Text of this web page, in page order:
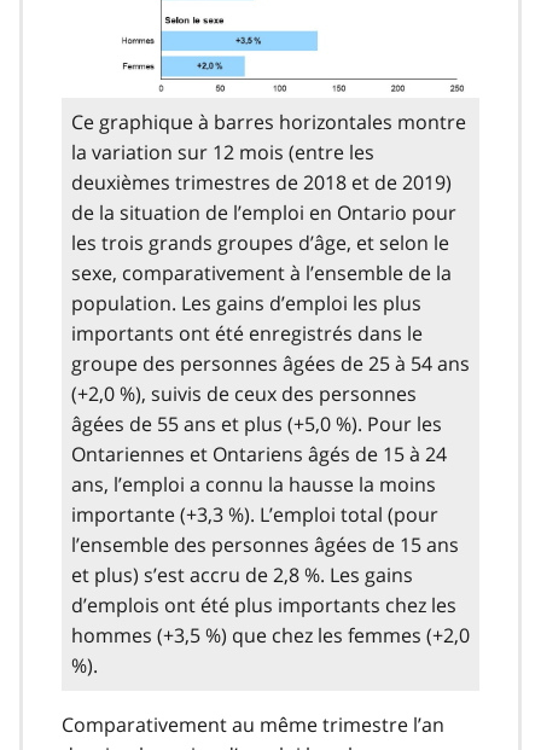
Ce graphique à barres horizontales montre
la variation sur 12 mois (entre les
deuxièmes trimestres de 2018 et de 2019)
de la situation de l’emploi en Ontario pour
les trois grands groupes d’âge, et selon le
sexe, comparativement à l’ensemble de la
population. Les gains d’emploi les plus
importants ont été enregistrés dans le
groupe des personnes âgées de 25 à 54 ans
(+2,0 %), suivis de ceux des personnes
âgées de 55 ans et plus (+5,0 %). Pour les
Ontariennes et Ontariens âgés de 15 à 24
ans, l’emploi a connu la hausse la moins
importante (+3,3 %). L’emploi total (pour
l’ensemble des personnes âgées de 15 ans
et plus) s’est accru de 2,8 %. Les gains
d’emplois ont été plus importants chez les
hommes (+3,5 %) que chez les femmes (+2,0
%).
Comparativement au même trimestre l’an